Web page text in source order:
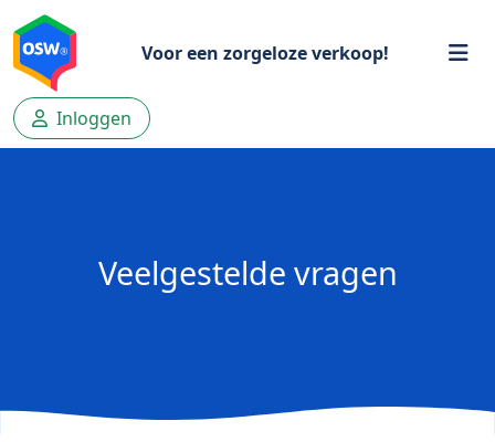
Voor een zorgeloze verkoop!
Inloggen
Veelgestelde vragen